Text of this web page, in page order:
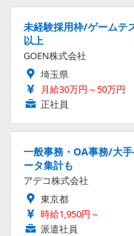
未経験採用枠/ゲームテ
以上
GOEN株式会社
埼玉県
月給30万円～50万円
正社員
一般事務・OA事務/大
ータ集計も
アデコ株式会社
東京都
時給1,950円～
派遣社員